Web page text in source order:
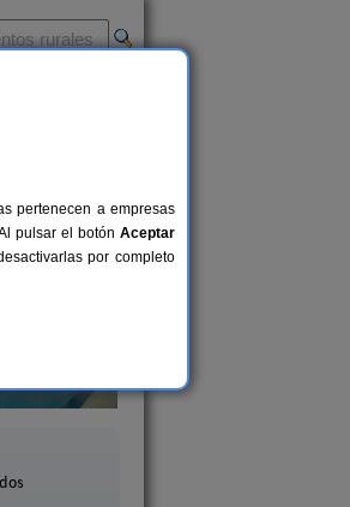
pertenecen a empresas
pulsar el botón Aceptar
por completo